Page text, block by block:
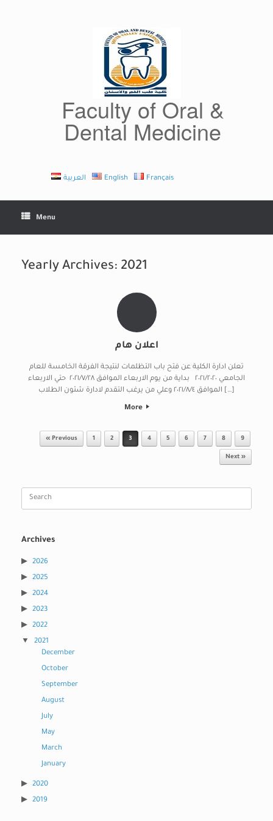
Faculty of Oral &
Dental Medicine
العربية English Français
Menu
Yearly Archives: 2021
اعلان هام
تعلن ادارة الكلية عن فتح باب التظلمات لنتيجة الفرقة الخامسة للعام
الجامعي ٢٠٢١/٢٠٢٠ بداية من يوم الاربعاء الموافق ٢٠٢١/٧/٢٨ حتي الاربعاء
الموافق ٢٠٢١/٨/٤ وعلي من يرغب التقدم لادارة شئون الطلاب […]
More
Post navigation
« Previous 1 2 3 4 5 6 7 8 9
Next »
Search
Archives
2026
2025
2024
2023
2022
2021
December
October
September
August
July
May
March
January
2020
2019